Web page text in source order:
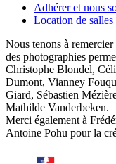
Adhérer et nous
Location de salles
Nous tenons à
des photographies
Christophe Blondel,
Dumont, Vianney
Giard, Sébastien
Mathilde Vanderbeken.
Merci également à
Antoine Pohu pour la